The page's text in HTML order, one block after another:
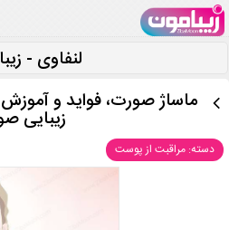
لنفاوی -
ماساژ صورت، فواید و
زیبایی
دسته: مراقبت از پوست